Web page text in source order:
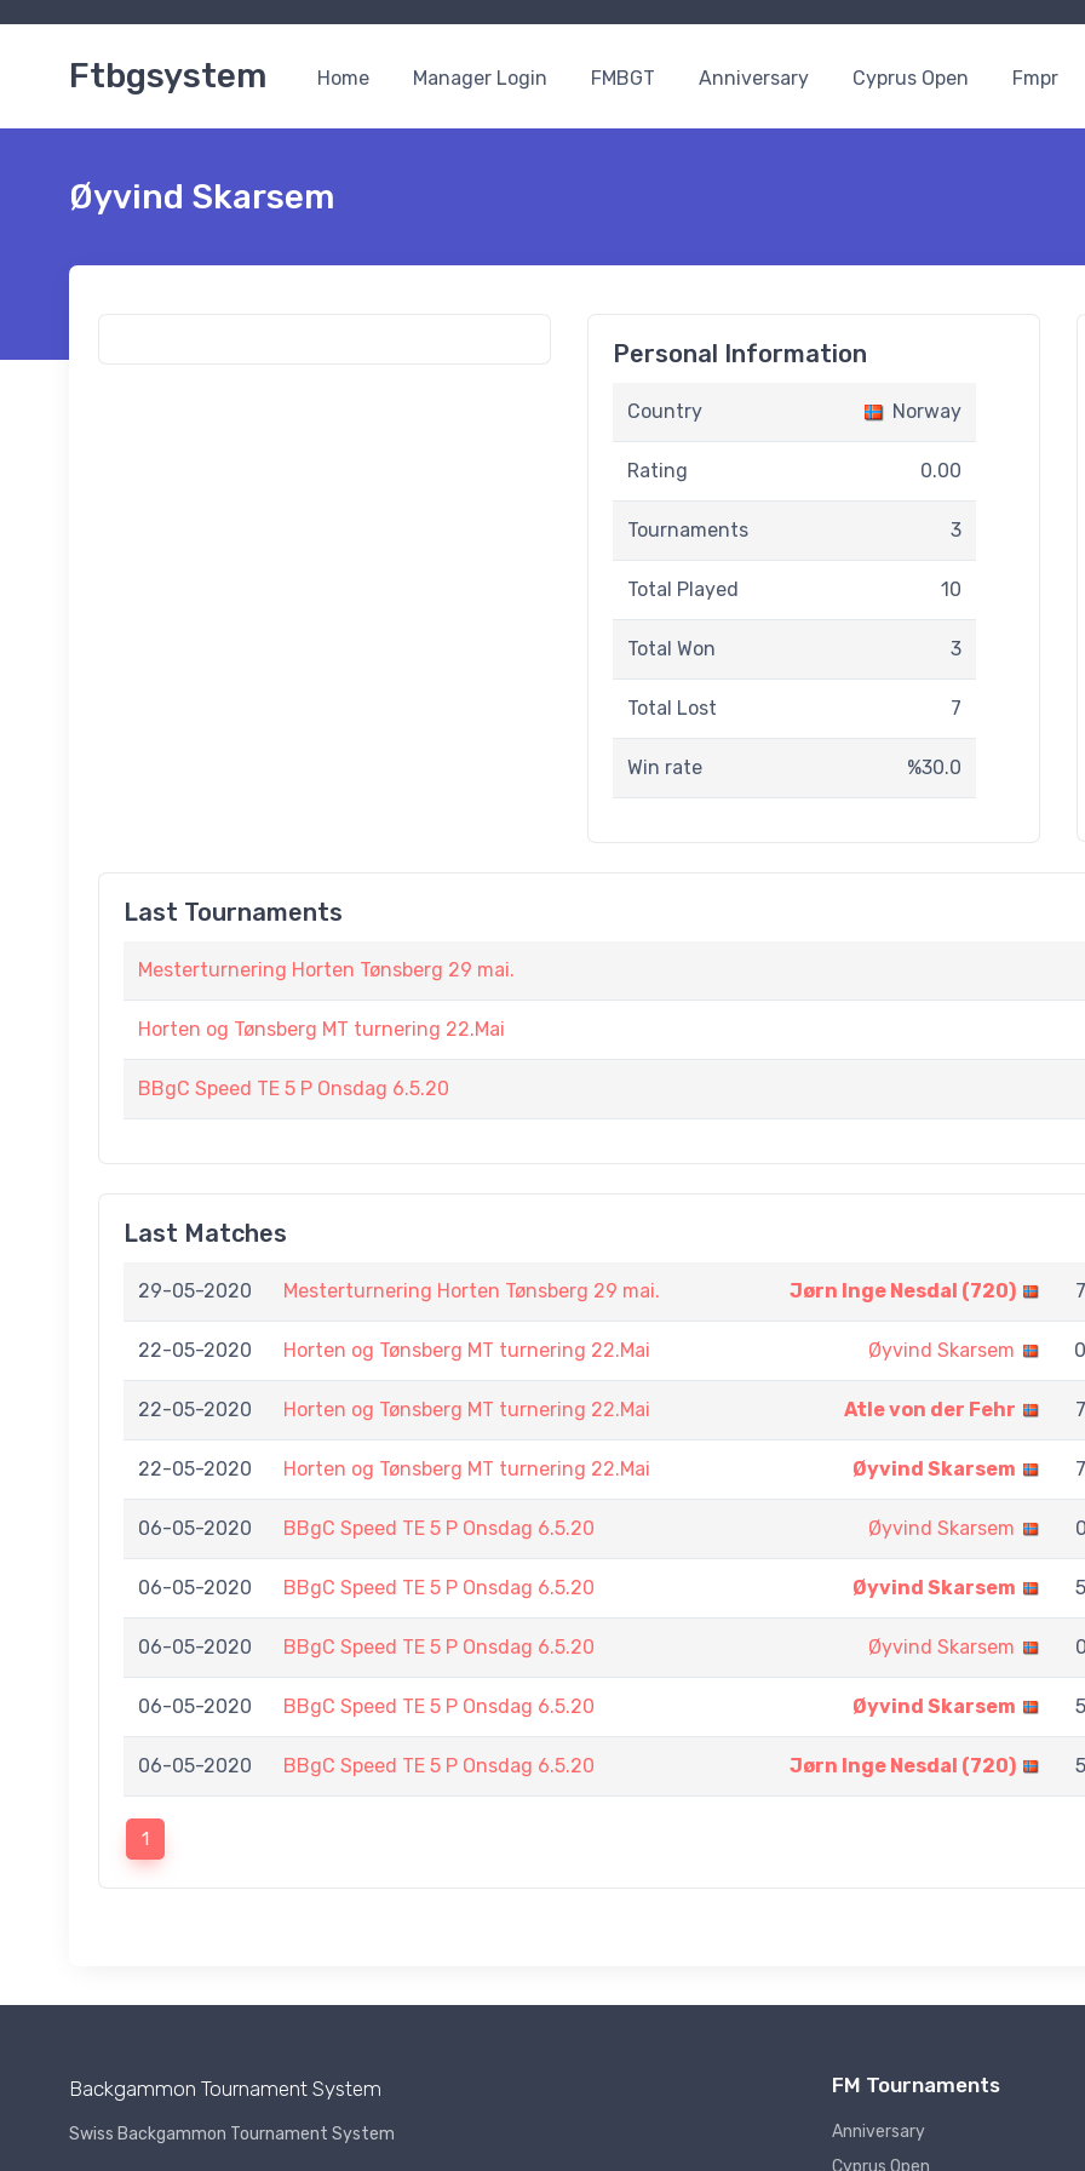
Ftbgsystem Home Manager Login FMBGT Anniversary Cyprus Open Fmpr
Øyvind Skarsem
Personal Information
Country Norway
Rating 0.00
Tournaments 3
Total Played 10
Total Won 3
Total Lost 7
Win rate %30.0
Last Tournaments
Mesterturnering Horten Tønsberg 29 mai.
Horten og Tønsberg MT turnering 22.Mai
BBgC Speed TE 5 P Onsdag 6.5.20
Last Matches
29-05-2020 Mesterturnering Horten Tønsberg 29 mai. Jørn Inge Nesdal (720)
22-05-2020 Horten og Tønsberg MT turnering 22.Mai Øyvind Skarsem
22-05-2020 Horten og Tønsberg MT turnering 22.Mai Atle von der Fehr
22-05-2020 Horten og Tønsberg MT turnering 22.Mai Øyvind Skarsem
06-05-2020 BBgC Speed TE 5 P Onsdag 6.5.20 Øyvind Skarsem
06-05-2020 BBgC Speed TE 5 P Onsdag 6.5.20 Øyvind Skarsem
06-05-2020 BBgC Speed TE 5 P Onsdag 6.5.20 Øyvind Skarsem
06-05-2020 BBgC Speed TE 5 P Onsdag 6.5.20 Øyvind Skarsem
06-05-2020 BBgC Speed TE 5 P Onsdag 6.5.20 Jørn Inge Nesdal (720)
1
Backgammon Tournament System
Swiss Backgammon Tournament System
FM Tournaments
Anniversary
Cyprus Open